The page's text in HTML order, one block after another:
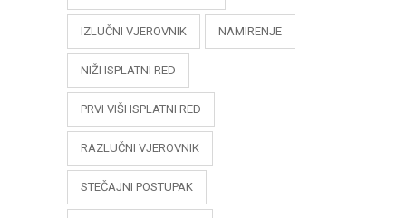
IZLUČNI VJEROVNIK NAMIRENJE
NIŽI ISPLATNI RED
PRVI VIŠI ISPLATNI RED
RAZLUČNI VJEROVNIK
STEČAJNI POSTUPAK